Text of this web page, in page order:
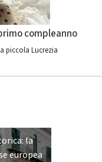
compleanno
piccola Lucrezia
la
europea